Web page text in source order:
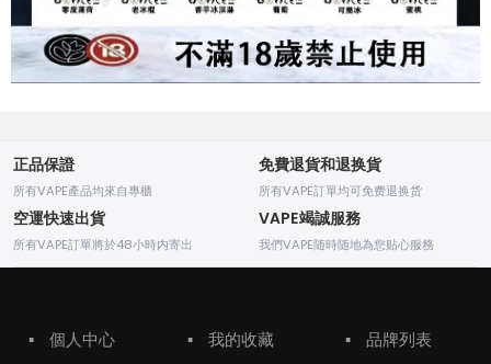
正品保證
所有VAPE產品均來自專櫃
免費退貨和退换貨
所有VAPE訂單均可免费退换货
空運快速出貨
所有VAPE訂單將於48小時内寄出
VAPE竭誠服務
我們VAPE随時随地為您贴心服務
▪
個人中心
▪
我的收藏
▪
品牌列表